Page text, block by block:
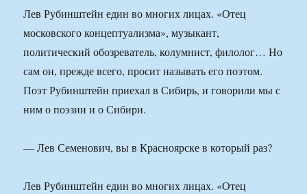
Лев Рубинштейн един во многих лицах. «Отец
московского концептуализма», музыкант,
политический обозреватель, колумнист, филолог… Но
сам он, прежде всего, просит называть его поэтом.
Поэт Рубинштейн приехал в Сибирь, и говорили мы с
ним о поэзии и о Сибири.
— Лев Семенович, вы в Красноярске в который раз?
Лев Рубинштейн един во многих лицах. «Отец